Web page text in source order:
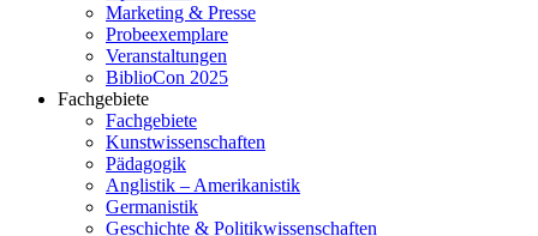
Marketing & Presse
Probeexemplare
Veranstaltungen
BiblioCon 2025
Fachgebiete
Fachgebiete
Kunstwissenschaften
Pädagogik
Anglistik – Amerikanistik
Germanistik
Geschichte & Politikwissenschaften